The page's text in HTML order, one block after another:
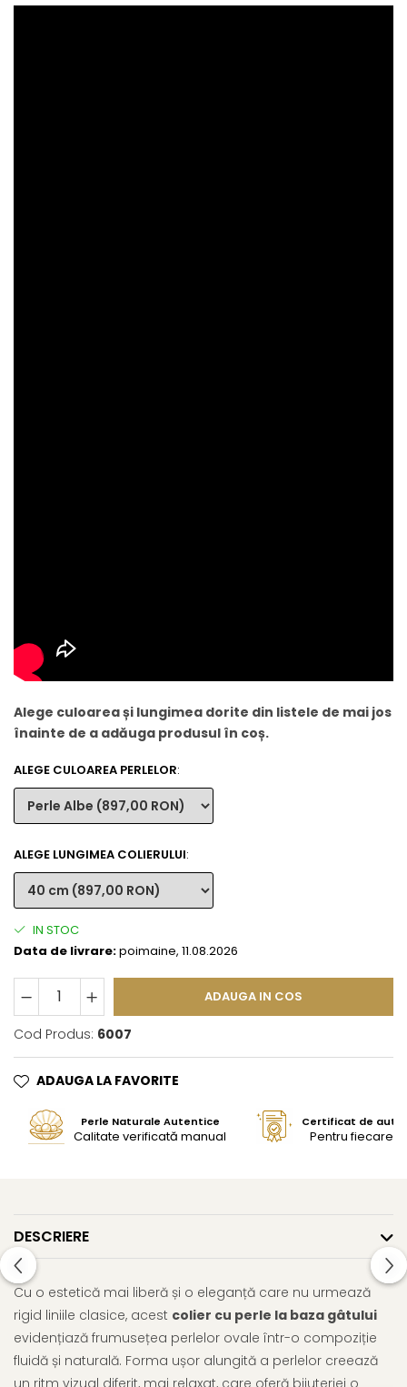
Alege culoarea și lungimea dorite din listele de mai jos
înainte de a adăuga produsul în coș.
ALEGE CULOAREA PERLELOR:
ALEGE LUNGIMEA COLIERULUI:
IN STOC
Data de livrare:poimaine, 11.08.2026
ADAUGA IN COS
Cod Produs: 6007
ADAUGA LA FAVORITE
Perle Naturale Autentice
Calitate verificată manual
Certificat de
Pentru fiecare
DESCRIERE
Cu o estetică mai liberă și o eleganță care nu urmează
rigid liniile clasice, acest colier cu perle la baza gâtului
evidențiază frumusețea perlelor ovale într-o compoziție
fluidă și naturală. Forma ușor alungită a perlelor creează